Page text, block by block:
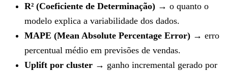
R² (Coeficiente de Determinação) → o quanto o
modelo explica a variabilidade dos dados.
MAPE (Mean Absolute Percentage Error) → erro
percentual médio em previsões de vendas.
Uplift por cluster → ganho incremental gerado por